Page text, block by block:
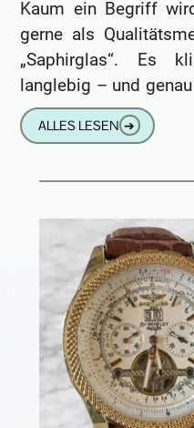
Kaum ein Begriff
gerne als
„Saphirglas“. Es
langlebig – und
gerade bei günstigen
ALLES LESEN ➔